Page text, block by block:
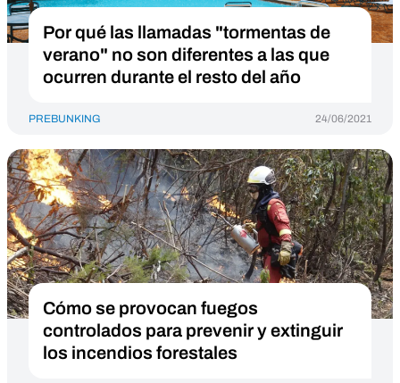
Por qué las llamadas "tormentas de
verano" no son diferentes a las que
ocurren durante el resto del año
PREBUNKING 24/06/2021
Cómo se provocan fuegos
controlados para prevenir y extinguir
los incendios forestales